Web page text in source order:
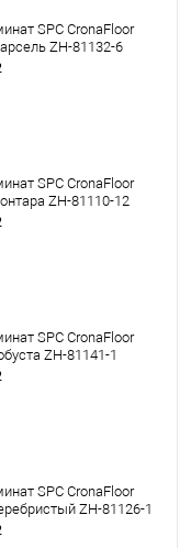
SPC CronaFloor
ZH-81132-6
SPC CronaFloor
ZH-81110-12
SPC CronaFloor
ZH-81141-1
SPC CronaFloor
ZH-81126-1